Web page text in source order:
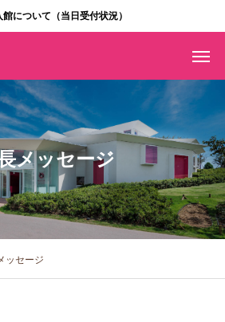
について（当日受付状況）
メッセージ
ッセージ
ENGLISH